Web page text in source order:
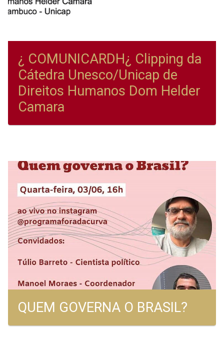
¿ COMUNICARDH¿ Clipping da
Cátedra Unesco/Unicap de
Direitos Humanos Dom Helder
Camara
QUEM GOVERNA O BRASIL?